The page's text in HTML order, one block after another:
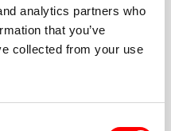
analytics partners who
that you’ve
collected from your use
eller tungere.
er altid tilgængelige.
fællesskab
motiveret